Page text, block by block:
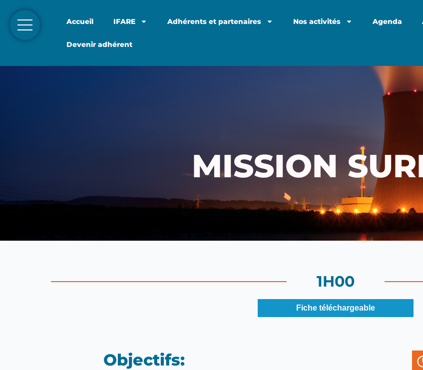
Accueil IFARE Adhérents et partenaires Nos activités Agenda
Devenir adhérent
MISSION
1H00
Fiche téléchargeable
Objectifs: